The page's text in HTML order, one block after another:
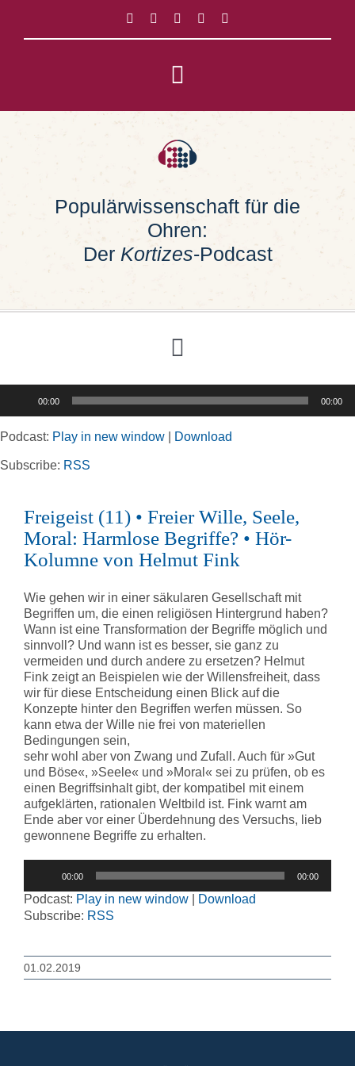
springen
Toggle
Navigation
Impressum
Populärwissenschaft für die
Ohren:
Der Kortizes-Podcast
Toggle
Navigation
Rubriken
Kortizes Website
00:00 00:00
Podcast: Play in new window Download
Subscribe: RSS
Freigeist (11) • Freier Wille, Seele,
Moral: Harmlose Begriffe? • Hör-
Kolumne von Helmut Fink
Wie gehen wir in einer säkularen Gesellschaft mit
Begriffen um, die einen religiösen Hintergrund haben?
Wann ist eine Transformation der Begriffe möglich und
sinnvoll? Und wann ist es besser, sie ganz zu
vermeiden und durch andere zu ersetzen? Helmut
Fink zeigt an Beispielen wie der Willensfreiheit, dass
wir für diese Entscheidung einen Blick auf die
Konzepte hinter den Begriffen werfen müssen. So
kann etwa der Wille nie frei von materiellen
Bedingungen sein,
sehr wohl aber von Zwang und Zufall. Auch für »Gut
und Böse«, »Seele« und »Moral« sei zu prüfen, ob es
einen Begriffsinhalt gibt, der kompatibel mit einem
aufgeklärten, rationalen Weltbild ist. Fink warnt am
Ende aber vor einer Überdehnung des Versuchs, lieb
gewonnene Begriffe zu erhalten.
00:00 00:00
Podcast: Play in new window
Download
Subscribe: RSS
01.02.2019